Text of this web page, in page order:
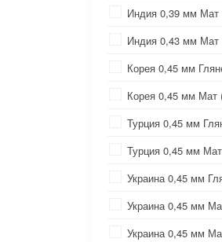
Индия 0,39 мм Мат
Индия 0,43 мм Мат
Корея 0,45 мм
Корея 0,45 мм Мат
Турция 0,45 мм
Турция 0,45 мм
Украина 0,45 мм
Украина 0,45 мм
Украина 0,45 мм